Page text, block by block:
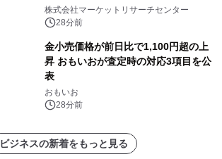
株式会社マーケットリサーチセンター
28分前
金小売価格が前日比で1,100円超の上
昇 おもいおが査定時の対応3項目を公
表
おもいお
28分前
ビジネスの新着をもっと見る